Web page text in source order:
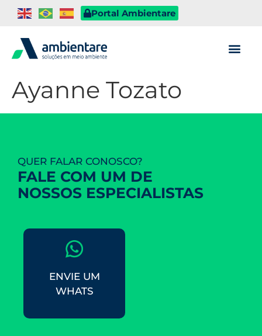
Portal Ambientare
Ayanne Tozato
QUER FALAR CONOSCO?
FALE COM UM DE
NOSSOS ESPECIALISTAS
ENVIE UM
WHATS